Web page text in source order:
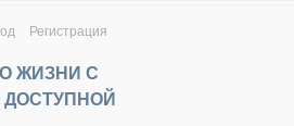
Регистрация
ЖИЗНИ С